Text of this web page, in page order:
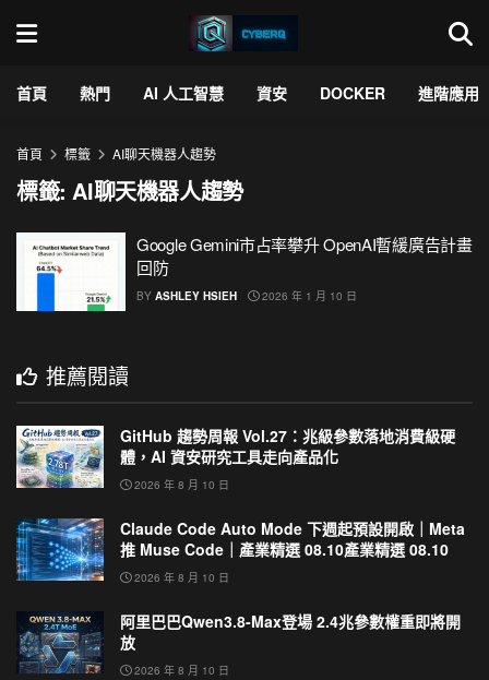
首頁 熱門 AI 人工智慧 資安 DOCKER 進階應用
首頁 標籤 AI聊天機器人趨勢
標籤:AI聊天機器人趨勢
Google Gemini市占率攀升 OpenAI暫緩廣告計畫
回防
BY ASHLEY HSIEH 2026 年 1 月 10 日
推薦閱讀
GitHub 趨勢周報 Vol.27：兆級參數落地消費級硬
體，AI 資安研究工具走向產品化
2026 年 8 月 10 日
Claude Code Auto Mode 下週起預設開啟｜Meta
推 Muse Code｜產業精選 08.10產業精選 08.10
2026 年 8 月 10 日
阿里巴巴Qwen3.8-Max登場 2.4兆參數權重即將開
放
2026 年 8 月 10 日